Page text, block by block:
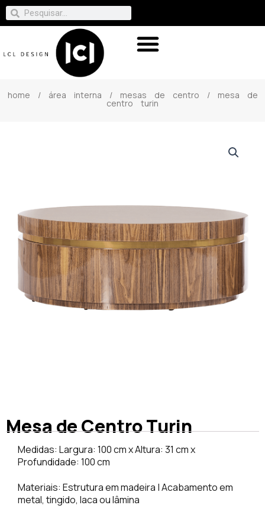
home / área interna / mesas de centro / mesa de
centro turin
Mesa de Centro Turin
Medidas: Largura: 100 cm x Altura: 31 cm x
Profundidade: 100 cm
Materiais: Estrutura em madeira | Acabamento em
metal, tingido, laca ou lâmina